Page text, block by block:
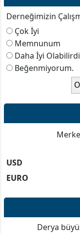
Ertan KARAGÖZ
**Başkan
Metin KANAR
*Üyeliklere*
Derneğimizin
Çok İyi
Memnunum
Daha İyi Olabilirdi
Beğenmiyorum.
USD
EURO
Derya